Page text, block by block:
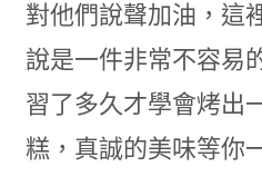
對他們說聲加油，這
說是一件非常不容易
習了多久才學會烤出
糕，真誠的美味等你